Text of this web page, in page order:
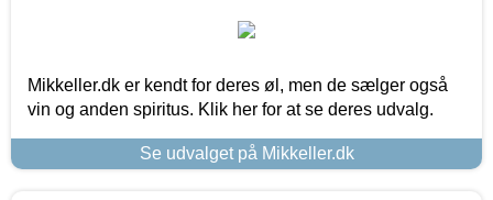
Mikkeller.dk er kendt for deres øl, men de sælger også
vin og anden spiritus. Klik her for at se deres udvalg.
Se udvalget på Mikkeller.dk